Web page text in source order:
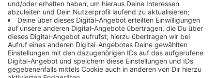
unterschiedlichen Epochen so, wie sie, im Jahr 2023,
klingen sollten. Die originale Studio-Version trifft auf
das 'Neue' einer Live-Version.
Anzeige